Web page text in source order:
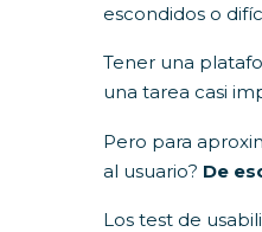
escondidos o
Tener una
una tarea casi
Pero para
al usuario? De
Los test de